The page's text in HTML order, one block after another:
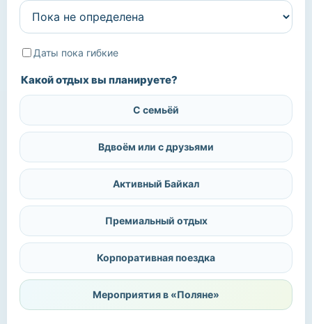
Даты пока гибкие
Какой отдых вы планируете?
С семьёй
Вдвоём или с друзьями
Активный Байкал
Премиальный отдых
Корпоративная поездка
Мероприятия в «Поляне»